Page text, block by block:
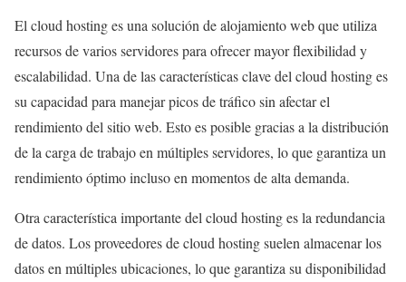
El cloud hosting es una solución de alojamiento web que utiliza
recursos de varios servidores para ofrecer mayor flexibilidad y
escalabilidad. Una de las características clave del cloud hosting es
su capacidad para manejar picos de tráfico sin afectar el
rendimiento del sitio web. Esto es posible gracias a la distribución
de la carga de trabajo en múltiples servidores, lo que garantiza un
rendimiento óptimo incluso en momentos de alta demanda.
Otra característica importante del cloud hosting es la redundancia
de datos. Los proveedores de cloud hosting suelen almacenar los
datos en múltiples ubicaciones, lo que garantiza su disponibilidad